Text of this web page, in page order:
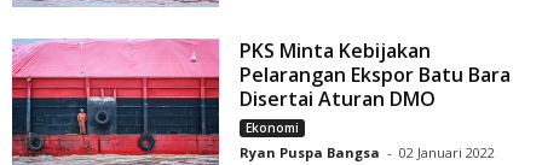
PKS Minta Kebijakan
Pelarangan Ekspor Batu Bara
Disertai Aturan DMO
Ekonomi
Ryan Puspa Bangsa - 02 Januari 2022